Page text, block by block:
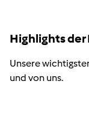
Highlights
Unsere
und von uns.